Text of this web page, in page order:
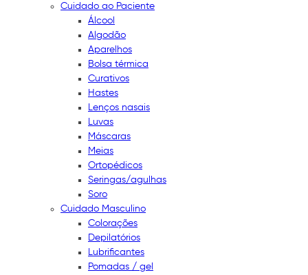
Cuidado ao Paciente
Álcool
Algodão
Aparelhos
Bolsa térmica
Curativos
Hastes
Lenços nasais
Luvas
Máscaras
Meias
Ortopédicos
Seringas/agulhas
Soro
Cuidado Masculino
Colorações
Depilatórios
Lubrificantes
Pomadas / gel